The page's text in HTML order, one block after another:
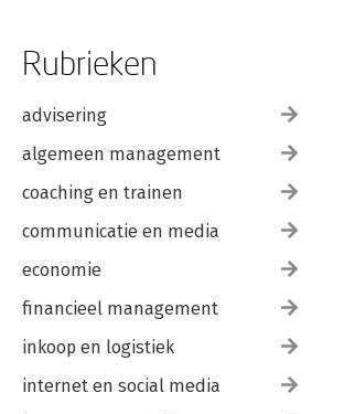
Rubrieken
advisering
algemeen management
coaching en trainen
communicatie en media
economie
financieel management
inkoop en logistiek
internet en social media